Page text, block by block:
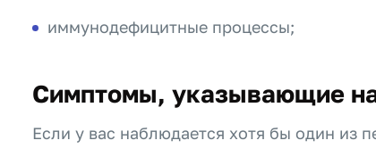
иммунодефицитные процессы;
Симптомы, указывающие
Если у вас наблюдается хотя бы один из